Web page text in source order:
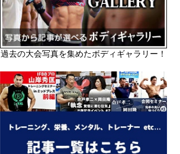
過去の大会写真を集めたボディギャラリー！